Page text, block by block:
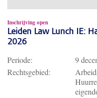
Inschrijving open
Leiden Law Lunch IE:
2026
Periode:
9
Rechtsgebied: